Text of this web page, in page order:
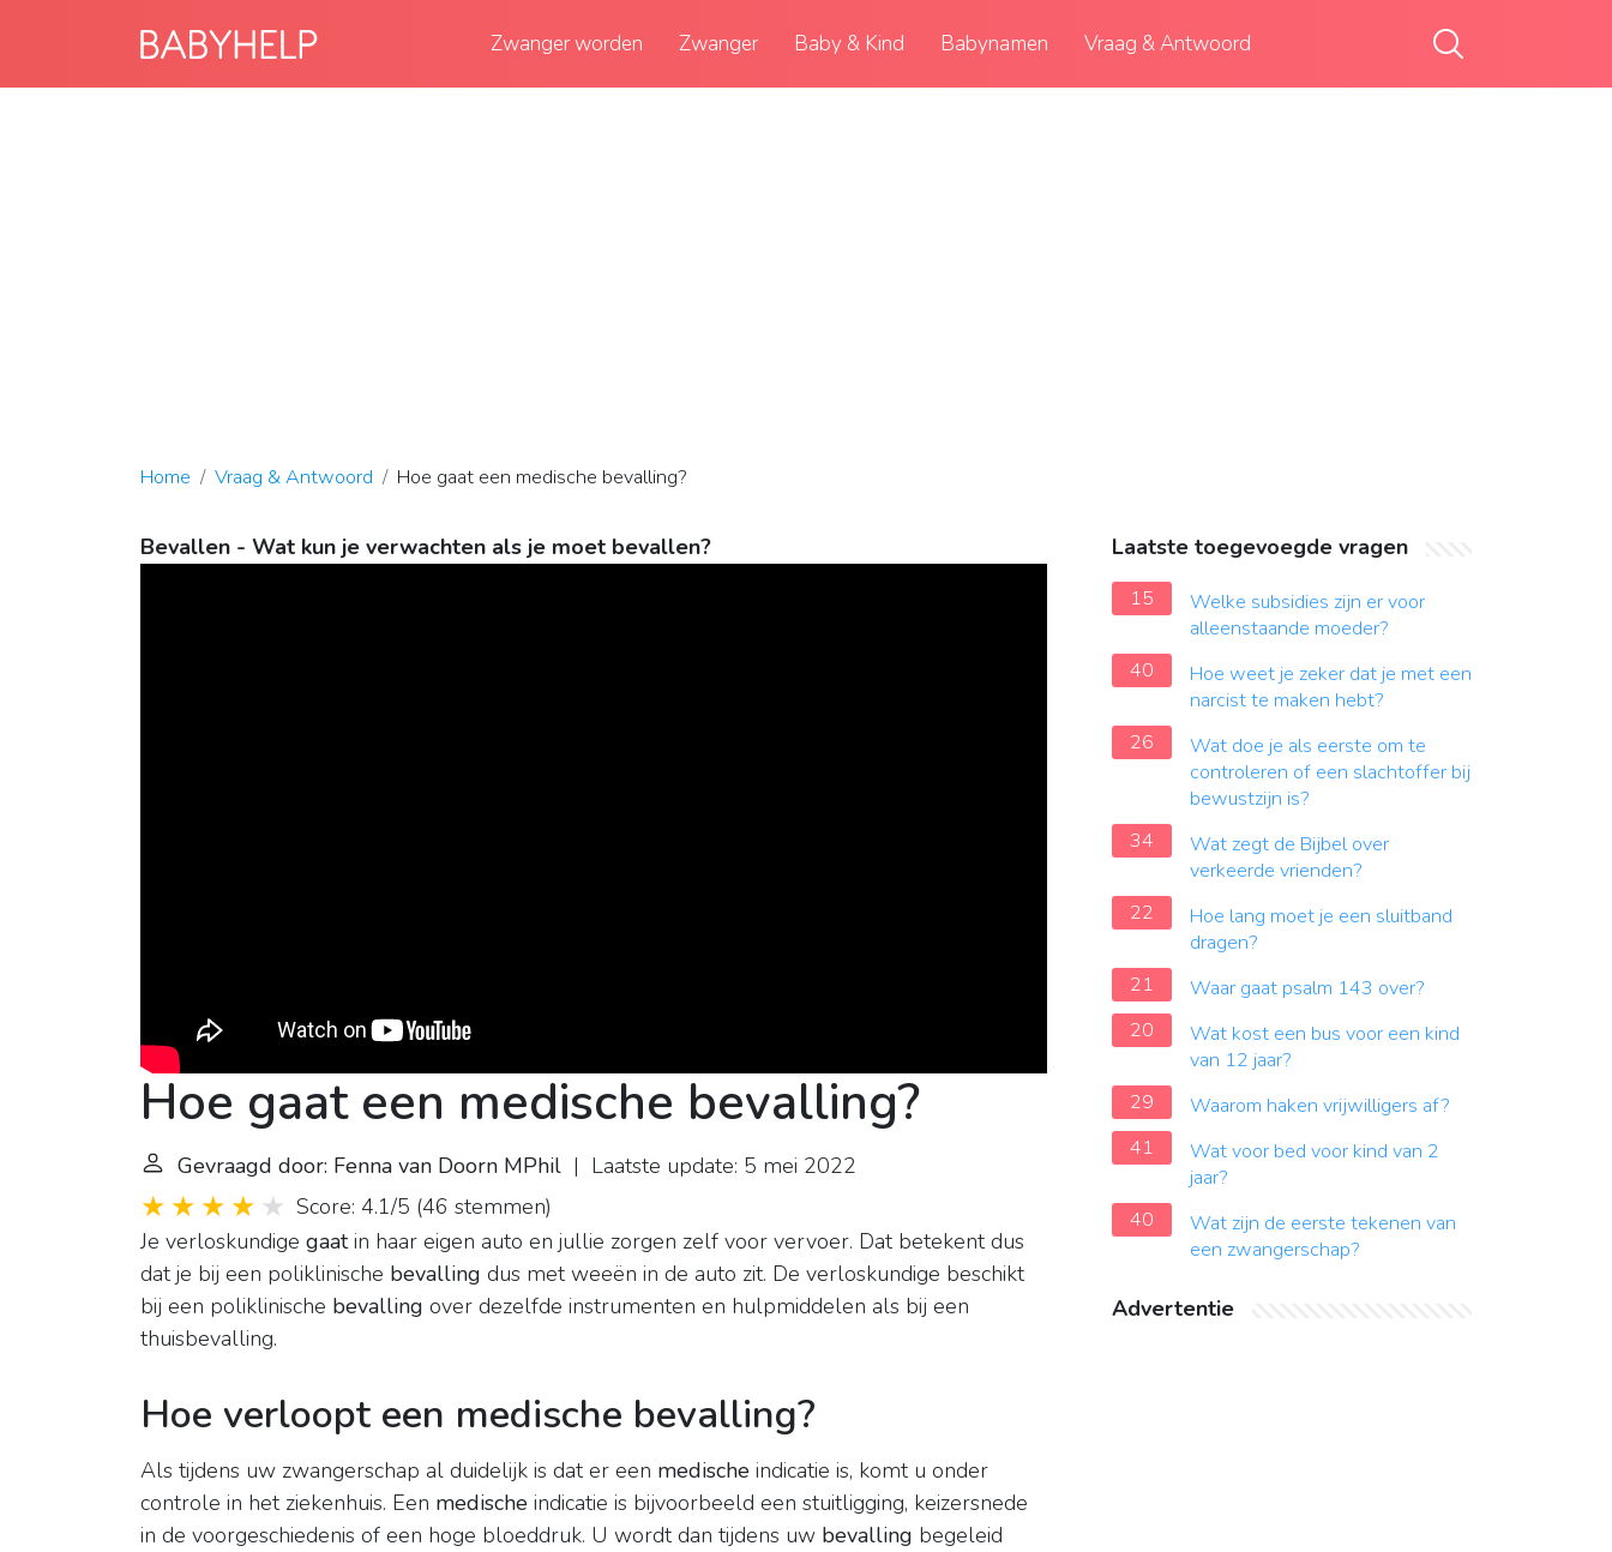
Zwanger worden Zwanger Baby & Kind Babynamen Vraag & Antwoord
Home Vraag & Antwoord Hoe gaat een medische bevalling?
Bevallen - Wat kun je verwachten als je moet bevallen?
Hoe gaat een medische bevalling?
Gevraagd door: Fenna van Doorn MPhil | Laatste update: 5 mei 2022
Score: 4.1/5 (46 stemmen)
Je verloskundige gaatin haar eigen auto en jullie zorgen zelf voor vervoer. Dat betekent dus
dat je bij een poliklinische bevalling dus met weeën in de auto zit. De verloskundige beschikt
bij een poliklinische bevalling over dezelfde instrumenten en hulpmiddelen als bij een
thuisbevalling.
Hoe verloopt een medische bevalling?
Als tijdens uw zwangerschap al duidelijk is dat er een medische indicatie is, komt u onder
controle in het ziekenhuis. Een medische indicatie is bijvoorbeeld een stuitligging, keizersnede
in de voorgeschiedenis of een hoge bloeddruk. U wordt dan tijdens uw bevalling begeleid
Laatste toegevoegde vragen
15
Welke subsidies zijn er voor
alleenstaande moeder?
40
Hoe weet je zeker dat je met een
narcist te maken hebt?
26
Wat doe je als eerste om te
controleren of een slachtoffer bij
bewustzijn is?
34
Wat zegt de Bijbel over
verkeerde vrienden?
22
Hoe lang moet je een sluitband
dragen?
21
Waar gaat psalm 143 over?
20
Wat kost een bus voor een kind
van 12 jaar?
29
Waarom haken vrijwilligers af?
41
Wat voor bed voor kind van 2
jaar?
40
Wat zijn de eerste tekenen van
een zwangerschap?
Advertentie